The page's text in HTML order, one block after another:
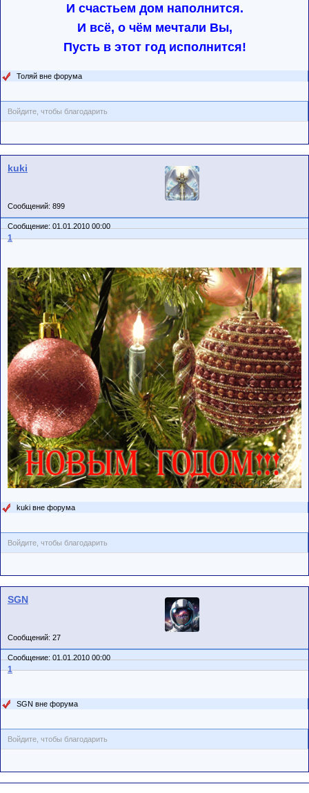
И счастьем дом наполнится.
И всё, о чём мечтали Вы,
Пусть в этот год исполнится!
Толяй вне форума
Войдите, чтобы благодарить
kuki
Сообщений: 899
Сообщение: 01.01.2010 00:00
1
kuki вне форума
Войдите, чтобы благодарить
SGN
Сообщений: 27
Сообщение: 01.01.2010 00:00
1
SGN вне форума
Войдите, чтобы благодарить